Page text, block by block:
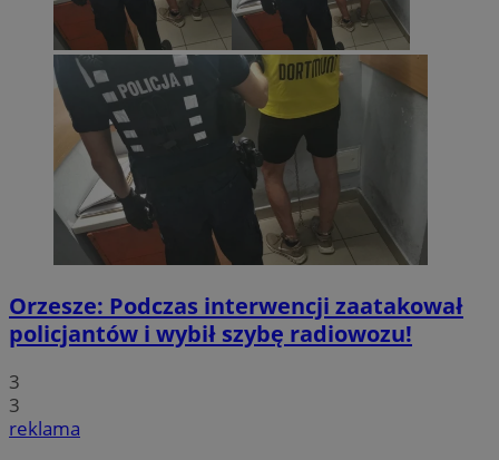
Orzesze: Podczas interwencji zaatakował
policjantów i wybił szybę radiowozu!
3
3
reklama